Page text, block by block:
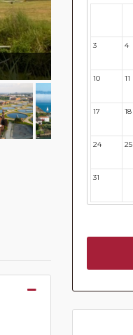
3 4
10 11
17 18
24 25
31